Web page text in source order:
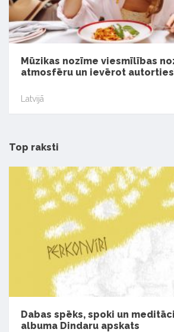
Mūzikas nozīme viesmīlības
atmosfēru un ievērot
Latvijā
Top raksti
Dabas spēks, spoki un
albuma Dindaru apskats